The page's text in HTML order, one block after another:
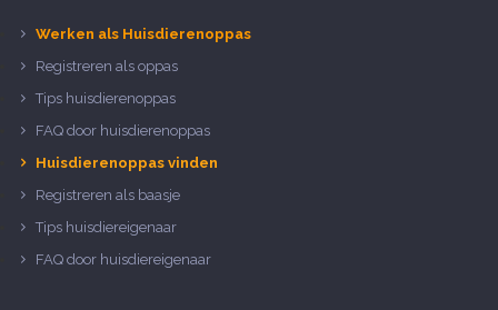
Werken als Huisdierenoppas
Registreren als oppas
Tips huisdierenoppas
FAQ door huisdierenoppas
Huisdierenoppas vinden
Registreren als baasje
Tips huisdiereigenaar
FAQ door huisdiereigenaar